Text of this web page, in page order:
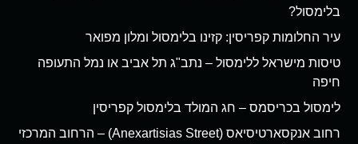
בלימסול?
עיר החלומות קפריסין: קזינו בלימסול ומלון מפואר
טיסות מישראל ללימסול – נתב"ג תל אביב או נמל התעופה
חיפה
לימסול בכריסמס – חג המולד בלימסול קפריסין
רחוב אנקסארטיסיאס (Anexartisias Street) – הרחוב המרכזי